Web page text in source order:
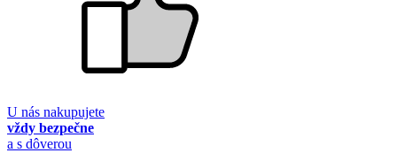
U nás nakupujete
vždy bezpečne
a s dôverou